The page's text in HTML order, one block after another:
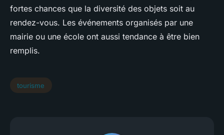
fortes chances que la diversité des objets soit au
rendez-vous. Les événements organisés par une
mairie ou une école ont aussi tendance à être bien
remplis.
tourisme